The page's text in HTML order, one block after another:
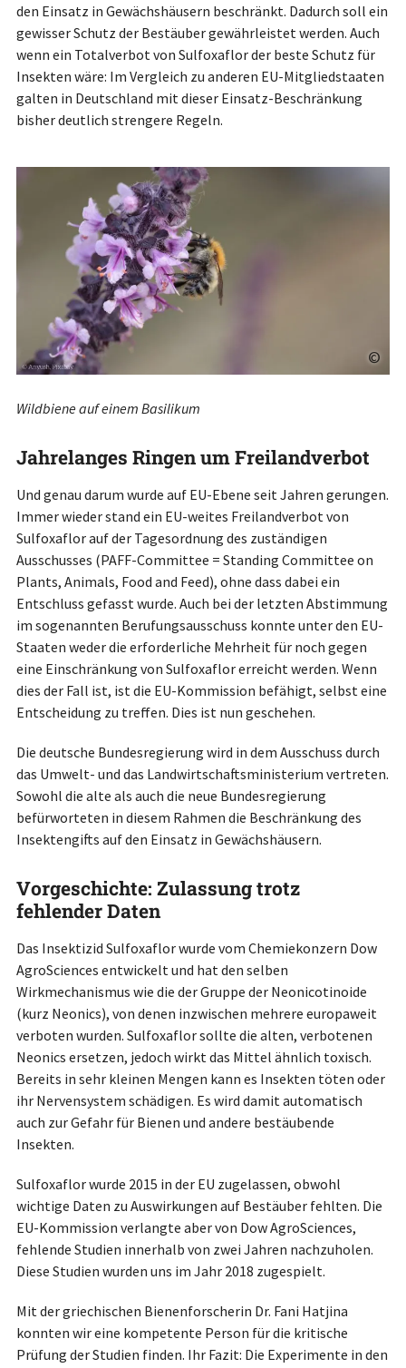
den Einsatz in Gewächshäusern beschränkt. Dadurch soll ein
gewisser Schutz der Bestäuber gewährleistet werden. Auch
wenn ein Totalverbot von Sulfoxaflor der beste Schutz für
Insekten wäre: Im Vergleich zu anderen EU-Mitgliedstaaten
galten in Deutschland mit dieser Einsatz-Beschränkung
bisher deutlich strengere Regeln.
©
Wildbiene auf einem Basilikum
Jahrelanges Ringen um Freilandverbot
Und genau darum wurde auf EU-Ebene seit Jahren gerungen.
Immer wieder stand ein EU-weites Freilandverbot von
Sulfoxaflor auf der Tagesordnung des zuständigen
Ausschusses (PAFF-Committee = Standing Committee on
Plants, Animals, Food and Feed), ohne dass dabei ein
Entschluss gefasst wurde. Auch bei der letzten Abstimmung
im sogenannten Berufungsausschuss konnte unter den EU-
Staaten weder die erforderliche Mehrheit für noch gegen
eine Einschränkung von Sulfoxaflor erreicht werden. Wenn
dies der Fall ist, ist die EU-Kommission befähigt, selbst eine
Entscheidung zu treffen. Dies ist nun geschehen.
Die deutsche Bundesregierung wird in dem Ausschuss durch
das Umwelt- und das Landwirtschaftsministerium vertreten.
Sowohl die alte als auch die neue Bundesregierung
befürworteten in diesem Rahmen die Beschränkung des
Insektengifts auf den Einsatz in Gewächshäusern.
Vorgeschichte: Zulassung trotz
fehlender Daten
Das Insektizid Sulfoxaflor wurde vom Chemiekonzern Dow
AgroSciences entwickelt und hat den selben
Wirkmechanismus wie die der Gruppe der Neonicotinoide
(kurz Neonics), von denen inzwischen mehrere europaweit
verboten wurden. Sulfoxaflor sollte die alten, verbotenen
Neonics ersetzen, jedoch wirkt das Mittel ähnlich toxisch.
Bereits in sehr kleinen Mengen kann es Insekten töten oder
ihr Nervensystem schädigen. Es wird damit automatisch
auch zur Gefahr für Bienen und andere bestäubende
Insekten.
Sulfoxaflor wurde 2015 in der EU zugelassen, obwohl
wichtige Daten zu Auswirkungen auf Bestäuber fehlten. Die
EU-Kommission verlangte aber von Dow AgroSciences,
fehlende Studien innerhalb von zwei Jahren nachzuholen.
Diese Studien wurden uns im Jahr 2018 zugespielt.
Mit der griechischen Bienenforscherin Dr. Fani Hatjina
konnten wir eine kompetente Person für die kritische
Prüfung der Studien finden. Ihr Fazit: Die Experimente in den